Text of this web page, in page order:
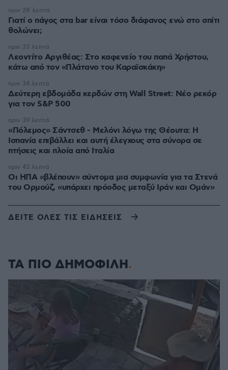
Γιατί ο πάγος στα bar είναι τόσο διάφανος ενώ στο σπίτι
θολώνει;
πριν 28 λεπτά
Λεοντίτο Αργιθέας: Στο καφενείο του παπά Χρήστου,
κάτω από τον «Πλάτανο του Καραϊσκάκη»
πριν 33 λεπτά
Δεύτερη εβδομάδα κερδών στη Wall Street: Νέο ρεκόρ
για τον S&P 500
πριν 34 λεπτά
«Πόλεμος» Σάντσεθ - Μελόνι λόγω της Θέουτα: Η
Ισπανία επιβάλλει και αυτή έλεγχους στα σύνορα σε
πτήσεις και πλοία από Ιταλία
πριν 39 λεπτά
Οι ΗΠΑ «βλέπουν» σύντομα μια συμφωνία για τα Στενά
του Ορμούζ, «υπάρχει πρόοδος μεταξύ Ιράν και Ομάν»
πριν 43 λεπτά
ΔΕΙΤΕ ΟΛΕΣ ΤΙΣ ΕΙΔΗΣΕΙΣ
ΤΑ ΠΙΟ ΔΗΜΟΦΙΛΗ